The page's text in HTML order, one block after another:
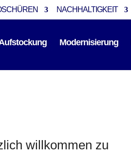
NACHHALTIGKEIT
Modernisierung
willkommen zu